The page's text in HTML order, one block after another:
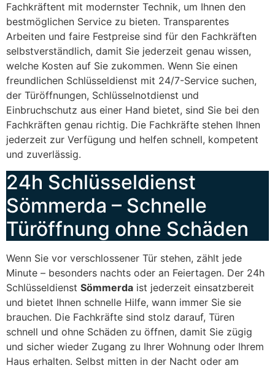
Fachkräftent mit modernster Technik, um Ihnen den
bestmöglichen Service zu bieten. Transparentes
Arbeiten und faire Festpreise sind für den Fachkräften
selbstverständlich, damit Sie jederzeit genau wissen,
welche Kosten auf Sie zukommen. Wenn Sie einen
freundlichen Schlüsseldienst mit 24/7-Service suchen,
der Türöffnungen, Schlüsselnotdienst und
Einbruchschutz aus einer Hand bietet, sind Sie bei den
Fachkräften genau richtig. Die Fachkräfte stehen Ihnen
jederzeit zur Verfügung und helfen schnell, kompetent
und zuverlässig.
24h Schlüsseldienst
Sömmerda – Schnelle
Türöffnung ohne Schäden
Wenn Sie vor verschlossener Tür stehen, zählt jede
Minute – besonders nachts oder an Feiertagen. Der 24h
Schlüsseldienst Sömmerda ist jederzeit einsatzbereit
und bietet Ihnen schnelle Hilfe, wann immer Sie sie
brauchen. Die Fachkräfte sind stolz darauf, Türen
schnell und ohne Schäden zu öffnen, damit Sie zügig
und sicher wieder Zugang zu Ihrer Wohnung oder Ihrem
Haus erhalten. Selbst mitten in der Nacht oder am